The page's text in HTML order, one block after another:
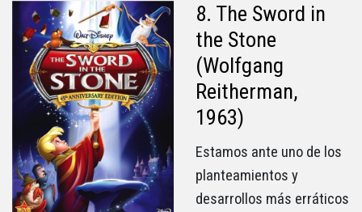
8. The Sword in
the Stone
(Wolfgang
Reitherman,
1963)
Estamos ante uno de los
planteamientos y
desarrollos más erráticos